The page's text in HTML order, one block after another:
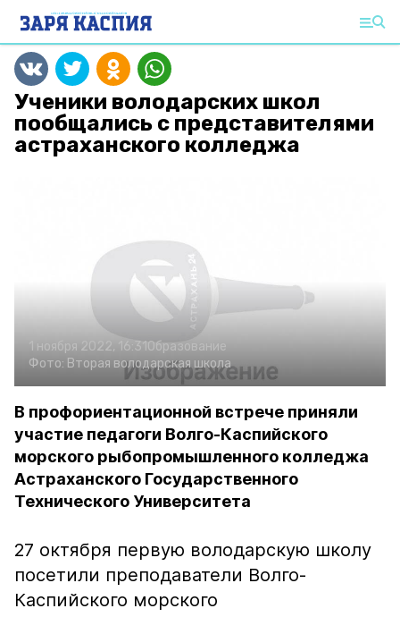
Ученики володарских школ
пообщались с представителями
астраханского колледжа
1 ноября 2022, 16:31 Образование
Фото: Вторая володарская школа
В профориентационной встрече приняли
участие педагоги Волго-Каспийского
морского рыбопромышленного колледжа
Астраханского Государственного
Технического Университета
27 октября первую володарскую школу
посетили преподаватели Волго-
Каспийского морского